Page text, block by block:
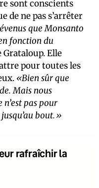
sont conscients
de ne pas s’arrêter
que Monsanto
fonction du
Grataloup. Elle
pour toutes les
«Bien sûr que
Mais nous
pas pour
bout.»
rafraîchir la